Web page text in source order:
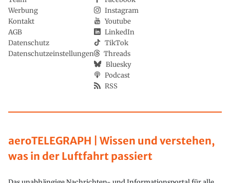
aeroTELEGRAPH | Wissen und verstehen,
was in der Luftfahrt passiert
Werbung
Kontakt
AGB
Datenschutz
Datenschutzeinstellungen
Instagram
Youtube
LinkedIn
TikTok
Threads
Bluesky
Podcast
RSS